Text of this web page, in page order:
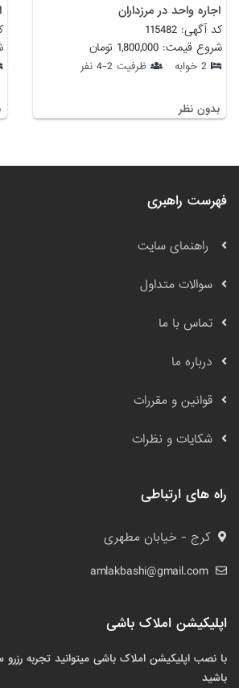
اجاره واحد در مرزداران
کد آگهی: 115482
شروع قیمت: 1,800,000 تومان
2 خوابه ظرفیت 2-4 نفر
بدون نظر
فهرست راهبری
راهنمای سایت
سوالات متداول
تماس با ما
درباره ما
قوانین و مقررات
شکایات و نظرات
راه های ارتباطی
کرج - خیابان مطهری
amlakbashi@gmail.com
اپلیکیشن املاک باشی
با نصب اپلیکیشن املاک باشی میتوانید تجربه رزرو
باشید